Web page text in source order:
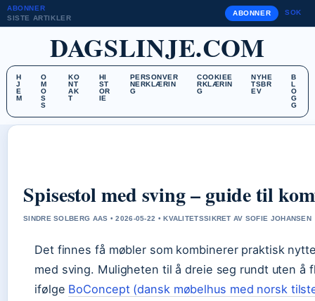
ABONNER
SISTE ARTIKLER
ABONNER SOK
DAGSLINJE.COM
H
J
E
M
O
M
O
S
S
KO
NT
AK
T
HI
ST
OR
IE
PERSONVER
NERKLÆRIN
G
COOKIEE
RKLÆRIN
G
NYHE
TSBR
EV
B
L
O
G
G
Spisestol med sving – guide til
SINDRE SOLBERG AAS • 2026-05-22 • KVALITETSSIKRET AV SOFIE JOHANSEN
Det finnes få møbler som kombinerer praktisk
med sving. Muligheten til å dreie seg rundt uten å
ifølge BoConcept (dansk møbelhus med norsk